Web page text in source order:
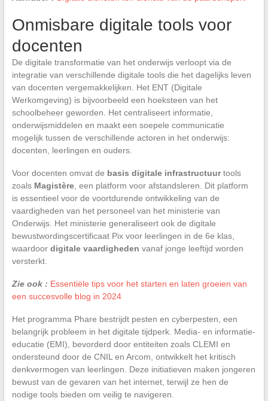
Onmisbare digitale tools voor
docenten
De digitale transformatie van het onderwijs verloopt via de
integratie van verschillende digitale tools die het dagelijks leven
van docenten vergemakkelijken. Het ENT (Digitale
Werkomgeving) is bijvoorbeeld een hoeksteen van het
schoolbeheer geworden. Het centraliseert informatie,
onderwijsmiddelen en maakt een soepele communicatie
mogelijk tussen de verschillende actoren in het onderwijs:
docenten, leerlingen en ouders.
Voor docenten omvat de basis digitale infrastructuurtools
zoals Magistère, een platform voor afstandsleren. Dit platform
is essentieel voor de voortdurende ontwikkeling van de
vaardigheden van het personeel van het ministerie van
Onderwijs. Het ministerie generaliseert ook de digitale
bewustwordingscertificaat Pix voor leerlingen in de 6e klas,
waardoor digitale vaardigheden vanaf jonge leeftijd worden
versterkt.
Zie ook : Essentiële tips voor het starten en laten groeien van
een succesvolle blog in 2024
Het programma Phare bestrijdt pesten en cyberpesten, een
belangrijk probleem in het digitale tijdperk. Media- en informatie-
educatie (EMI), bevorderd door entiteiten zoals CLEMI en
ondersteund door de CNIL en Arcom, ontwikkelt het kritisch
denkvermogen van leerlingen. Deze initiatieven maken jongeren
bewust van de gevaren van het internet, terwijl ze hen de
nodige tools bieden om veilig te navigeren.